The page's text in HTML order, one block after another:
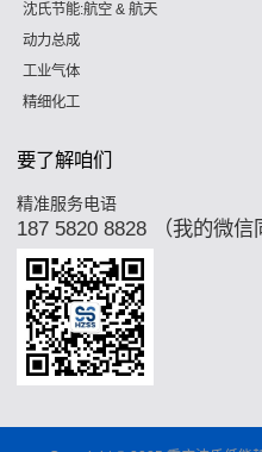
沈氏节能:航空 & 航天
动力总成
工业气体
精细化工
要了解咱们
精准服务电语
187 5820 8828 （我的微信